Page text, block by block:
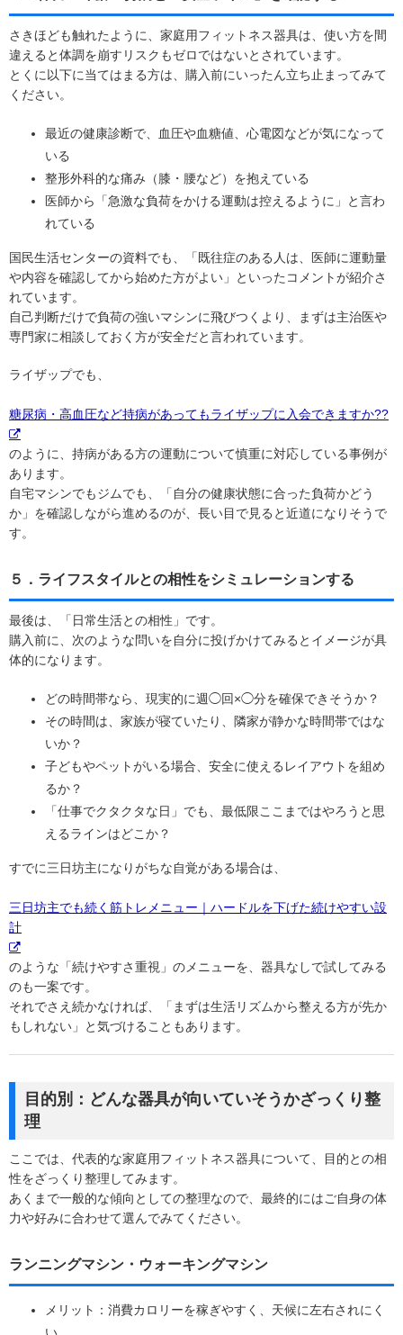
さきほども触れたように、家庭用フィットネス器具は、使い方を間
違えると体調を崩すリスクもゼロではないとされています。
とくに以下に当てはまる方は、購入前にいったん立ち止まってみて
ください。
最近の健康診断で、血圧や血糖値、心電図などが気になって
いる
整形外科的な痛み（膝・腰など）を抱えている
医師から「急激な負荷をかける運動は控えるように」と言わ
れている
国民生活センターの資料でも、「既往症のある人は、医師に運動量
や内容を確認してから始めた方がよい」といったコメントが紹介さ
れています。
自己判断だけで負荷の強いマシンに飛びつくより、まずは主治医や
専門家に相談しておく方が安全だと言われています。
ライザップでも、
糖尿病・高血圧など持病があってもライザップに入会できますか??
のように、持病がある方の運動について慎重に対応している事例が
あります。
自宅マシンでもジムでも、「自分の健康状態に合った負荷かどう
か」を確認しながら進めるのが、長い目で見ると近道になりそうで
す。
５．ライフスタイルとの相性をシミュレーションする
最後は、「日常生活との相性」です。
購入前に、次のような問いを自分に投げかけてみるとイメージが具
体的になります。
どの時間帯なら、現実的に週◯回×◯分を確保できそうか？
その時間は、家族が寝ていたり、隣家が静かな時間帯ではな
いか？
子どもやペットがいる場合、安全に使えるレイアウトを組め
るか？
「仕事でクタクタな日」でも、最低限ここまではやろうと思
えるラインはどこか？
すでに三日坊主になりがちな自覚がある場合は、
三日坊主でも続く筋トレメニュー｜ハードルを下げた続けやすい設
計
のような「続けやすさ重視」のメニューを、器具なしで試してみる
のも一案です。
それでさえ続かなければ、「まずは生活リズムから整える方が先か
もしれない」と気づけることもあります。
目的別：どんな器具が向いていそうかざっくり整
理
ここでは、代表的な家庭用フィットネス器具について、目的との相
性をざっくり整理してみます。
あくまで一般的な傾向としての整理なので、最終的にはご自身の体
力や好みに合わせて選んでみてください。
ランニングマシン・ウォーキングマシン
メリット：消費カロリーを稼ぎやすく、天候に左右されにく
い